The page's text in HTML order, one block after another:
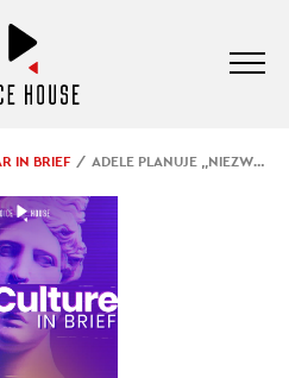
IN BRIEF ADELE PLANUJE „NIEZWYKLE DŁUGĄ” PRZERWĘ OD KONCERTÓW